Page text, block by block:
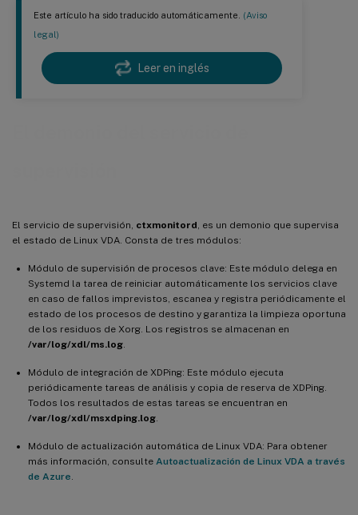
Este artículo ha sido traducido automáticamente. (Aviso
legal)
Leer en inglés
El servicio de supervisión, ctxmonitord , es un demonio que supervisa
el estado de Linux VDA. Consta de tres módulos:
Módulo de supervisión de procesos clave: Este módulo delega en
Systemd la tarea de reiniciar automáticamente los servicios clave
en caso de fallos imprevistos, escanea y registra periódicamente el
estado de los procesos de destino y garantiza la limpieza oportuna
de los residuos de Xorg. Los registros se almacenan en
/var/log/xdl/ms.log
Módulo de integración de XDPing: Este módulo ejecuta
periódicamente tareas de análisis y copia de reserva de XDPing.
Todos los resultados de estas tareas se encuentran en
/var/log/xdl/msxdping.log
Módulo de actualización automática de Linux VDA: Para obtener
más información, consulte Autoactualización de Linux VDA a través
de Azure